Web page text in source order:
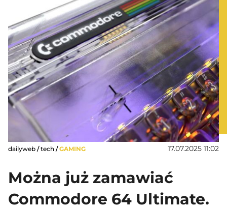
dailyweb /tech /GAMING 17.07.2025 11:02
Można już zamawiać
Commodore 64 Ultimate.